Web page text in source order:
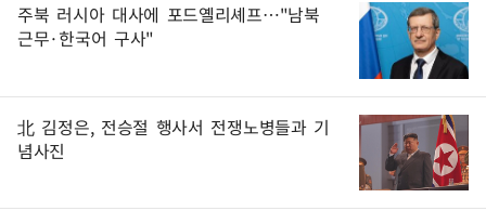
주북 러시아 대사에 포드옐리셰프…"남북
근무·한국어 구사"
北 김정은, 전승절 행사서 전쟁노병들과 기
념사진